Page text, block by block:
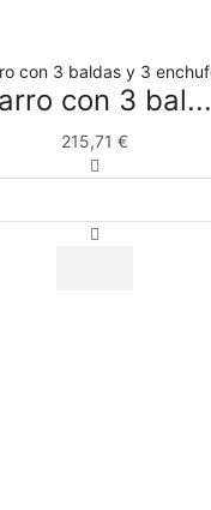
con 3 bal...
215,71 €